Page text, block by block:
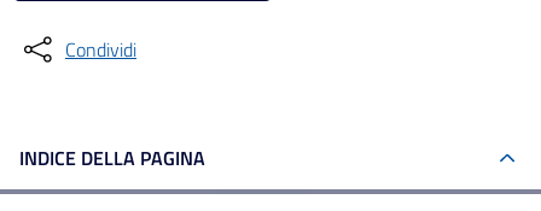
Condividi
INDICE DELLA PAGINA